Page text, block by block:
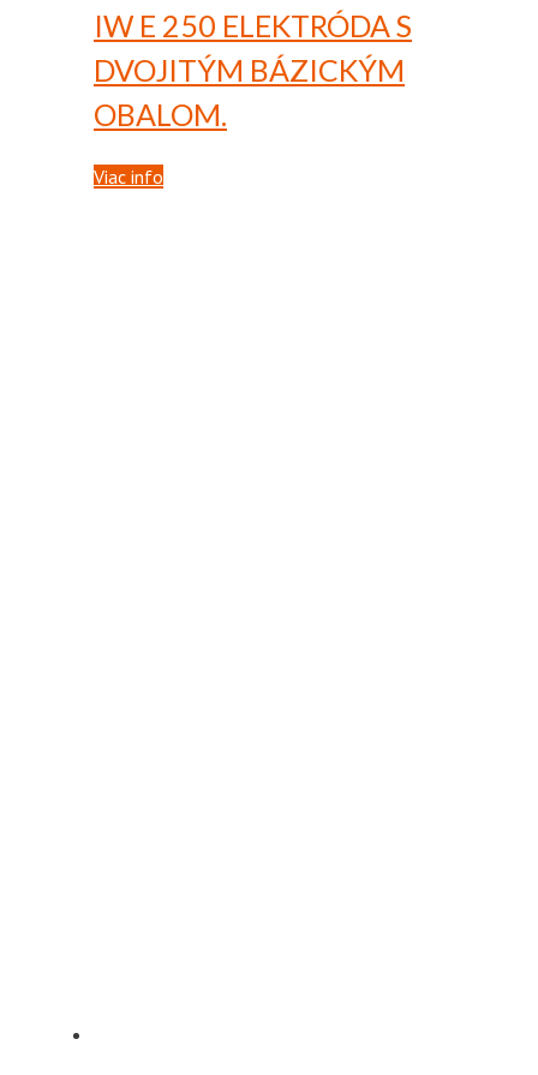
IW E 250 ELEKTRÓDA S
DVOJITÝM BÁZICKÝM
OBALOM.
Viac info